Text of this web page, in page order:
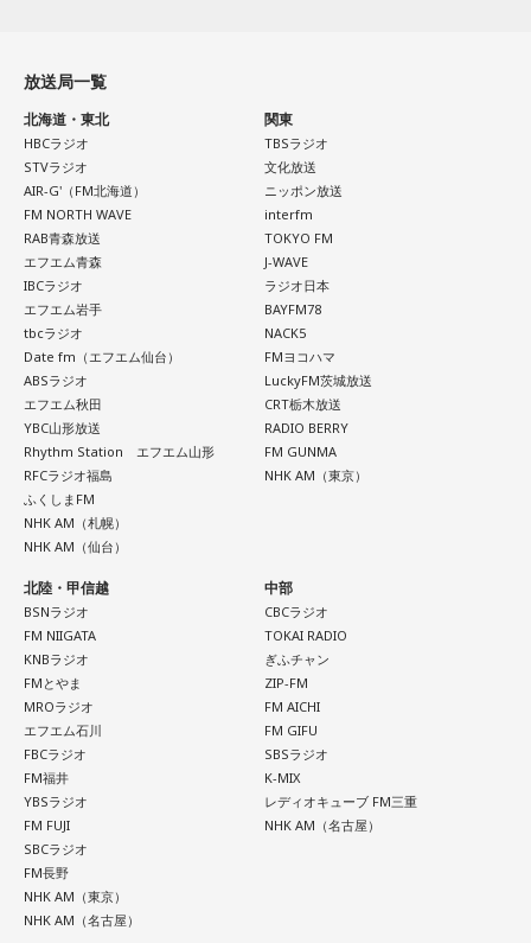
Webサイト：
オンライン占いセレーネ：
https://online-uranai.jp/
映画や音楽など、芸術表現に触れると心が癒されていくよう
です。美を感じられると、トゲトゲした気持ちも丸くなりそ
う。今日は、日ごろからお世話になっている人や大切な人と
の時間を大切にしてみて。
【11位】射手座（いて座）
いろいろ気になってくるようなので、「無」になれるような
時間を作りましょう。ちょっと手抜きをしたり、昼寝をして
みたり。頑張りすぎないことも大切なようです。家族や友人
との他愛のない会話を楽しむのもアリ。
【12位】水瓶座（みずがめ座）
増やすより、減らすことを意識してみましょう。食事も腹八
分目にすると良いでしょう。何だかイライラするときは、良
な音楽を聞くのもおすすめ。
【今日の一言メッセージ】
立秋が過ぎ、今日はお盆休み中の方も多い時期。13日の新月
に向けて「自分らしさ」を開花させる時です。今日がお仕事
でもお休みでも「心地いいこと」を一つ選択して。自分に正
直になる時間が、今週の波に乗る秘訣ですよ。
■監修者プロフィール：桜羽結万(さくらば・ゆま)
池袋占い館セレーネ所属。占い師を母に持ち、占い歴約20
『Nostalgic More Story』では、山梨にまつわる風景や、大
切な人との思い出を紹介しています。
今回の放送では、夏の夜空をきっかけに、子どもの頃の純粋
な感動や、時間が経っても色あせない記憶が届けられまし
た。
放送で紹介されたStoryの続きをぜひradikoのタイムフリーで
お楽しみください。
遠鏡を買ってもらったから、夏休みに泊まりにおいでよ」と
誘われたことが、大切な記憶として残っているそうです。
友人たちと夜更かしをしながら、大きな天体望遠鏡で眺めた
星空。
「あれが北斗七星」「あっちが○○座だよ」と目を輝かせなが
ら星について話すK君の姿は、今でも忘れられない光景だと語
られました。
スマホがない時代だからこそ残った景色
その後、K君のお父さんに連れて行ってもらった清里で見た星
空。
当時はスマホもなく、写真を撮ることもできませんでした。
それでも、みんなで「わぁ、綺麗だね」と言いながら同じ空
を見上げた時間は、今も鮮明な思い出として残っています。
柏原収史も、友達の家に泊まり、夜更かしをしながら星空を
見るという夏休みならではの体験に触れながら、「記憶に焼
きつく景色」について語りました。
便利になった今だからこそ、ただ景色を眺める時間の大切さ
を感じるエピソードです。
山梨の風景とともに蘇る夏の記憶
放送局一覧
北海道・東北
HBCラジオ
STVラジオ
AIR-G'（FM北海道）
FM NORTH WAVE
RAB青森放送
エフエム青森
IBCラジオ
エフエム岩手
tbcラジオ
Date fm（エフエム仙台）
ABSラジオ
エフエム秋田
YBC山形放送
Rhythm Station エフエム山形
RFCラジオ福島
ふくしまFM
NHK AM（札幌）
NHK AM（仙台）
関東
TBSラジオ
文化放送
ニッポン放送
interfm
TOKYO FM
J-WAVE
ラジオ日本
BAYFM78
NACK5
FMヨコハマ
LuckyFM茨城放送
CRT栃木放送
RADIO BERRY
FM GUNMA
NHK AM（東京）
北陸・甲信越
BSNラジオ
FM NIIGATA
KNBラジオ
FMとやま
MROラジオ
エフエム石川
FBCラジオ
FM福井
YBSラジオ
FM FUJI
SBCラジオ
FM長野
NHK AM（東京）
NHK AM（名古屋）
中部
CBCラジオ
TOKAI RADIO
ぎふチャン
ZIP-FM
FM AICHI
FM GIFU
SBSラジオ
K-MIX
レディオキューブ FM三重
NHK AM（名古屋）